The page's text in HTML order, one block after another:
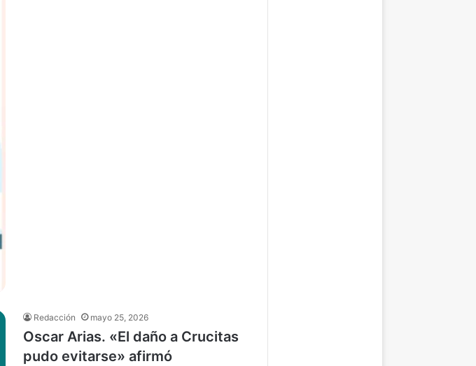
Redacción mayo 25, 2026
Oscar Arias. «El daño a Crucitas
pudo evitarse» afirmó